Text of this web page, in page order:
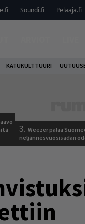
Soundi.fi Pelaaja.fi
KATUKULTTUURI
3. Weezer palaa
neljännesvuosisadan